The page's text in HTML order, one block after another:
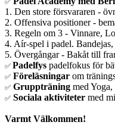
✅
1. Den store försvararen -
2. Offensiva positioner -
3. Regeln om 3 - Vinnare,
4. Aír-spel i padel.
5. Övergångar - Bakåt till
✅ Padelfys padelfokus för
✅ Föreläsningar om
✅ Gruppträning med
✅ Sociala aktiviteter med
Varmt Välkommen!